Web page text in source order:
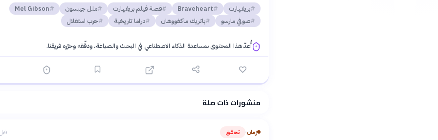
بريفهارت Braveheart قصة فيلم بريفهارت ملل جيبسون
Mel Gibson
صوفي مارسو
باتريك ماكغووهان دراما تاريخية حرب استقلال
أُعدّ هذا المحتوى بمساعدة الذكاء الاصطناعي في البحث والصياغة، ودقّقه وحرّره فريقنا.
منشورات ذات صلة
زمان› تحقق قبل 20